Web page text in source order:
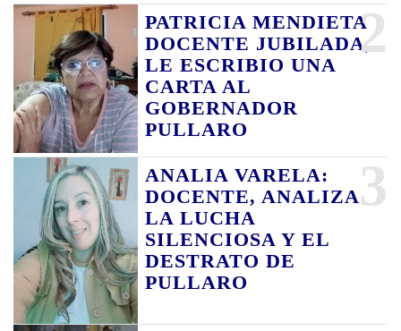
2
PATRICIA MENDIETA
DOCENTE JUBILADA,
LE ESCRIBIO UNA
CARTA AL
GOBERNADOR
PULLARO
3
ANALIA VARELA:
DOCENTE, ANALIZA
LA LUCHA
SILENCIOSA Y EL
DESTRATO DE
PULLARO